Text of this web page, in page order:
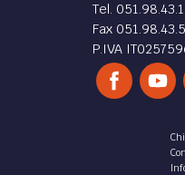
Tel.
Fax
P.IVA